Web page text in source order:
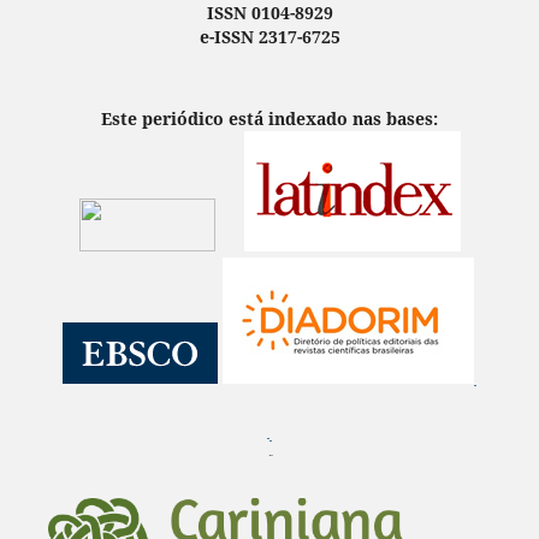
ISSN 0104-8929
e-ISSN 2317-6725
Este periódico está indexado nas bases:
¨